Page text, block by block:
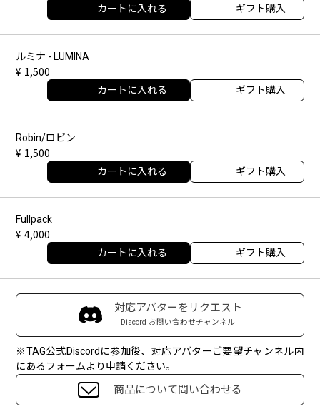
カートに入れる ギフト購入
ルミナ - LUMINA
1,500
カートに入れる ギフト購入
Robin/ロビン
1,500
カートに入れる ギフト購入
Fullpack
4,000
カートに入れる ギフト購入
対応アバターをリクエスト
Discord お問い合わせチャンネル
※TAG公式Discordに参加後、対応アバターご要望チャンネル内
にあるフォームより申請ください。
商品について問い合わせる